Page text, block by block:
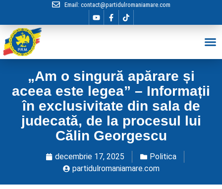
Email: contact@partidulromaniamare.com
„Am o singură apărare și
aceea este legea” – Informații
în exclusivitate din sala de
judecată, de la procesul lui
Călin Georgescu
decembrie 17, 2025
Politica
partidulromaniamare.com